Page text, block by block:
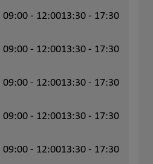
09:00 - 12:0013:30 - 17:30
09:00 - 12:0013:30 - 17:30
09:00 - 12:0013:30 - 17:30
09:00 - 12:0013:30 - 17:30
09:00 - 12:0013:30 - 17:30